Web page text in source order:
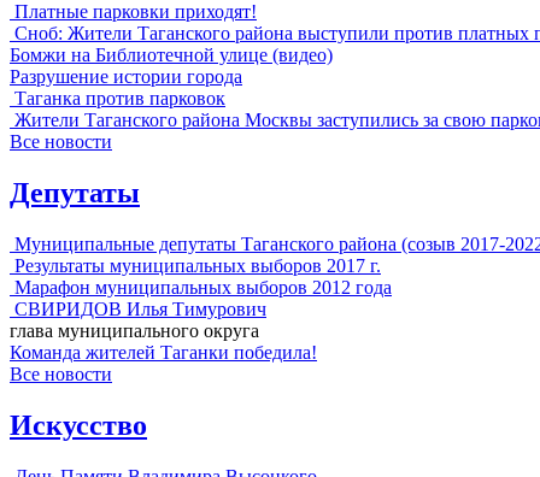
Платные парковки приходят!
Сноб: Жители Таганского района выступили против платных
Бомжи на Библиотечной улице (видео)
Разрушение истории города
Таганка против парковок
Жители Таганского района Москвы заступились за свою
Все новости
Депутаты
Муниципальные депутаты Таганского района (созыв 2017-
Результаты муниципальных выборов 2017 г.
Марафон муниципальных выборов 2012 года
СВИРИДОВ Илья Тимурович
глава муниципального округа
Команда жителей Таганки победила!
Все новости
Искусство